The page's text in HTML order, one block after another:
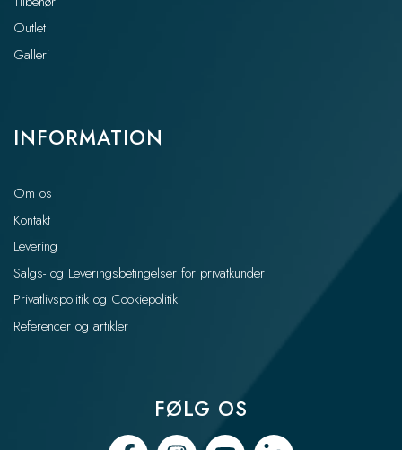
Outlet
Galleri
INFORMATION
Om os
Kontakt
Levering
Salgs- og Leveringsbetingelser for privatkunder
Privatlivspolitik og Cookiepolitik
Referencer og artikler
FØLG OS